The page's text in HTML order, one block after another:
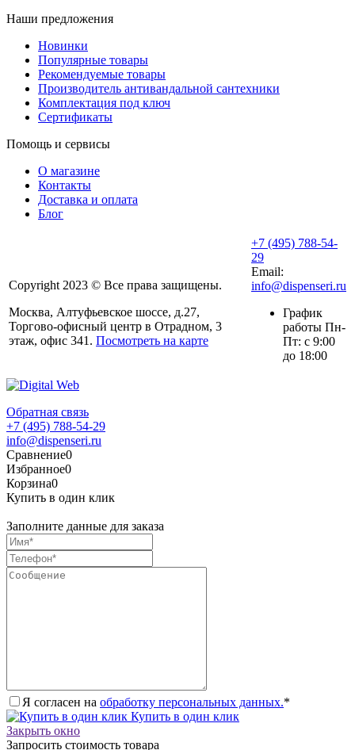
Наши предложения
Новинки
Популярные товары
Рекомендуемые товары
Производитель антивандальной сантехники
Комплектация под ключ
Сертификаты
Помощь и сервисы
О магазине
Контакты
Доставка и оплата
Блог
Copyright 2023 © Все права защищены.
Москва, Алтуфьевское шоссе, д.27,
Торгово-офисный центр в Отрадном, 3
этаж, офис 341. Посмотреть на карте
+7 (495) 788-54-
29
Email:
info@dispenseri.ru
График
работы Пн-
Пт: с 9:00
до 18:00
Обратная связь
+7 (495) 788-54-29
info@dispenseri.ru
Сравнение0
Избранное0
Корзина0
Купить в один клик
Заполните данные для заказа
Я согласен на обработку персональных данных.*
Купить в один клик
Закрыть окно
Запросить стоимость товара